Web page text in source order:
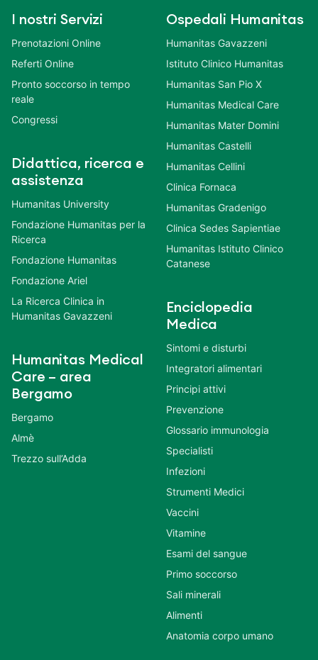
I nostri Servizi
Prenotazioni Online
Referti Online
Pronto soccorso in tempo
reale
Congressi
Didattica, ricerca e
assistenza
Humanitas University
Fondazione Humanitas per la
Ricerca
Fondazione Humanitas
Fondazione Ariel
La Ricerca Clinica in
Humanitas Gavazzeni
Humanitas Medical
Care – area
Bergamo
Bergamo
Almè
Trezzo sull’Adda
Ospedali Humanitas
Humanitas Gavazzeni
Istituto Clinico Humanitas
Humanitas San Pio X
Humanitas Medical Care
Humanitas Mater Domini
Humanitas Castelli
Humanitas Cellini
Clinica Fornaca
Humanitas Gradenigo
Clinica Sedes Sapientiae
Humanitas Istituto Clinico
Catanese
Enciclopedia
Medica
Sintomi e disturbi
Integratori alimentari
Principi attivi
Prevenzione
Glossario immunologia
Specialisti
Infezioni
Strumenti Medici
Vaccini
Vitamine
Esami del sangue
Primo soccorso
Sali minerali
Alimenti
Anatomia corpo umano